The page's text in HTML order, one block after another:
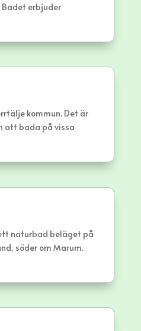
Badet erbjuder
gräsytor.
kommun. Det är
att bada på vissa
vandra/cykla i
har en bro så färja
naturbad beläget på
söder om Marum.
annat på en